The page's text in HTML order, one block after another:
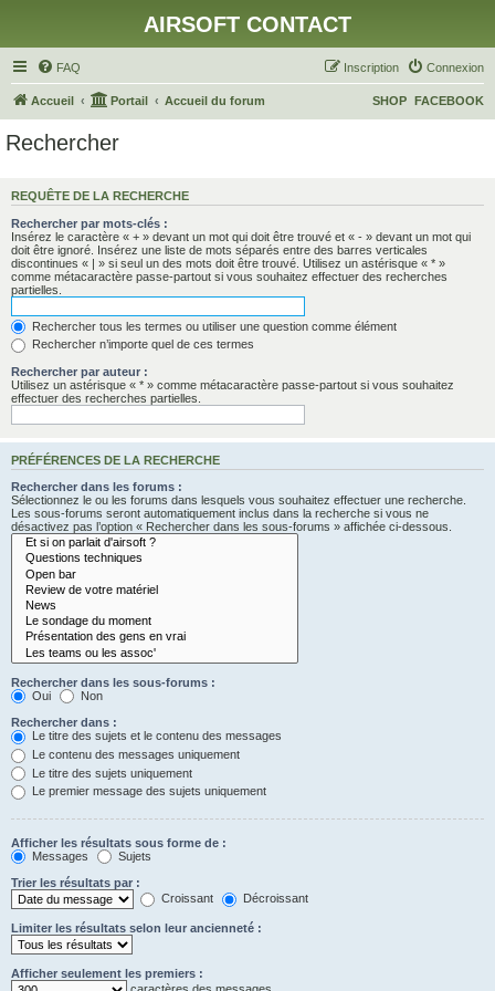
AIRSOFT CONTACT
FAQ Connexion
Inscription
Accueil Portail Accueil du forum FACEBOOK
SHOP
Rechercher
REQUÊTE DE LA RECHERCHE
Rechercher par mots-clés :
Insérez le caractère « + » devant un mot qui doit être trouvé et « - » devant un mot qui
doit être ignoré. Insérez une liste de mots séparés entre des barres verticales
discontinues « | » si seul un des mots doit être trouvé. Utilisez un astérisque « * »
comme métacaractère passe-partout si vous souhaitez effectuer des recherches
partielles.
Rechercher tous les termes ou utiliser une question comme élément
Rechercher n’importe quel de ces termes
Rechercher par auteur :
Utilisez un astérisque « * » comme métacaractère passe-partout si vous souhaitez
effectuer des recherches partielles.
PRÉFÉRENCES DE LA RECHERCHE
Rechercher dans les forums :
Sélectionnez le ou les forums dans lesquels vous souhaitez effectuer une recherche.
Les sous-forums seront automatiquement inclus dans la recherche si vous ne
désactivez pas l’option « Rechercher dans les sous-forums » affichée ci-dessous.
Rechercher dans les sous-forums :
Oui
Non
Rechercher dans :
Le titre des sujets et le contenu des messages
Le contenu des messages uniquement
Le titre des sujets uniquement
Le premier message des sujets uniquement
Afficher les résultats sous forme de :
Messages
Sujets
Trier les résultats par :
Croissant
Décroissant
Limiter les résultats selon leur ancienneté :
Afficher seulement les premiers :